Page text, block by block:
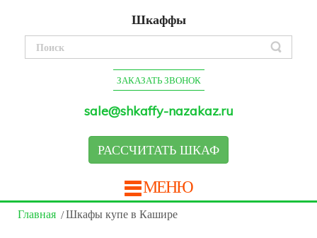
Шкаффы
ЗАКАЗАТЬ ЗВОНОК
sale@shkaffy-nazakaz.ru
РАССЧИТАТЬ ШКАФ
МЕНЮ
Главная Шкафы купе в Кашире